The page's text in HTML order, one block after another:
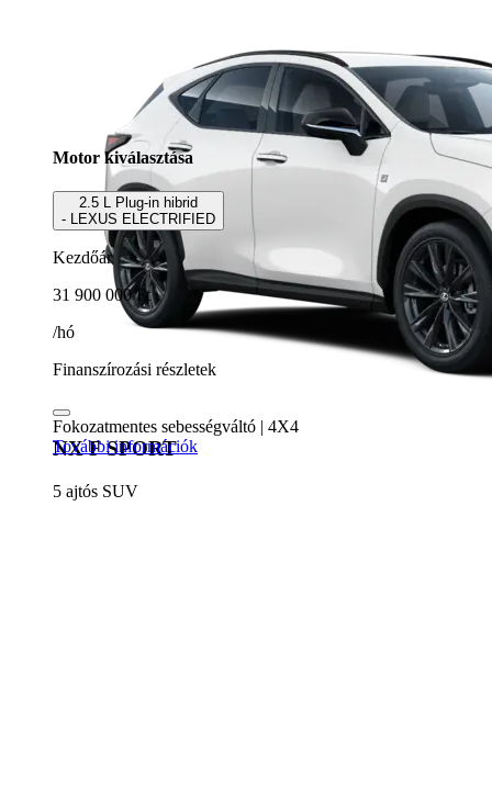
NX F SPORT
5 ajtós SUV
Motor kiválasztása
2.5 L Plug-in hibrid
- LEXUS ELECTRIFIED
Kezdőár
31 900 000 Ft
/hó
Finanszírozási részletek
Fokozatmentes sebességváltó | 4X4
További információk